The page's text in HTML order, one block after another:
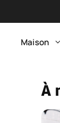
Maison
À